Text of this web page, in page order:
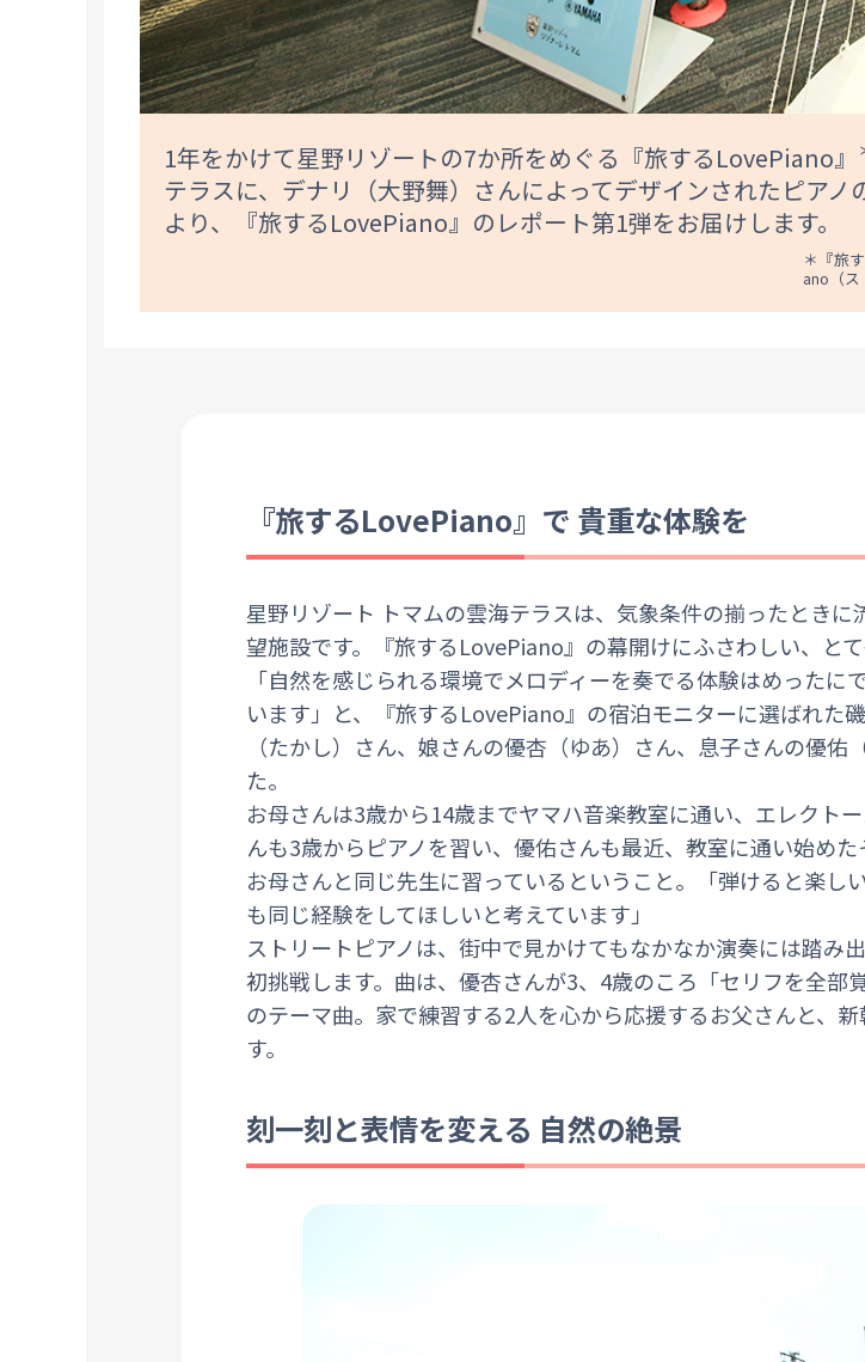
1年をかけて星野リゾートの7か所をめぐる『旅するLovePiano』
テラスに、デナリ（大野舞）さんによってデザインされたピア
より、『旅するLovePiano』のレポート第1弾をお届けします。
＊『旅
ano（ス
『旅するLovePiano』で 貴重な体験を
星野リゾート トマムの雲海テラスは、気象条件の揃ったとき
望施設です。『旅するLovePiano』の幕開けにふさわしい、とて
「自然を感じられる環境でメロディーを奏でる体験はめった
います」と、『旅するLovePiano』の宿泊モニターに選ばれた
（たかし）さん、娘さんの優杏（ゆあ）さん、息子さんの優
た。
お母さんは3歳から14歳までヤマハ音楽教室に通い、エレクト
んも3歳からピアノを習い、優佑さんも最近、教室に通い始め
お母さんと同じ先生に習っているということ。「弾けると楽し
も同じ経験をしてほしいと考えています」
ストリートピアノは、街中で見かけてもなかなか演奏には踏み
初挑戦します。曲は、優杏さんが3、4歳のころ「セリフを全部
のテーマ曲。家で練習する2人を心から応援するお父さんと、
す。
刻一刻と表情を変える 自然の絶景